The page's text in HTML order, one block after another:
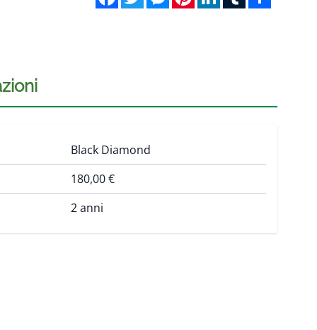
Black Diamond
180,00 €
2 anni